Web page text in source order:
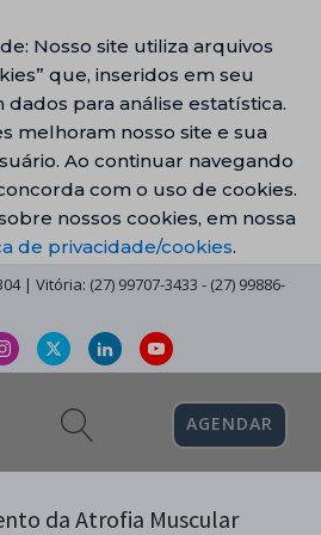
Nosso site utiliza arquivos
que, inseridos em seu
para análise estatística.
melhoram nosso site e sua
Ao continuar navegando
com o uso de cookies.
nossos cookies, em nossa
de privacidade/cookies.
| Vitória: (27) 99707-3433 - (27) 99886-
AGENDAR
da Atrofia Muscular